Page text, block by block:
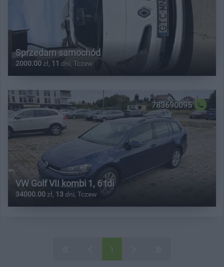
Sprzedam samochód
2000.00 zł, 11 dni, Tczew
783690095
VW Golf VII kombi 1, 6 tdi
34000.00 zł, 13 dni, Tczew
1